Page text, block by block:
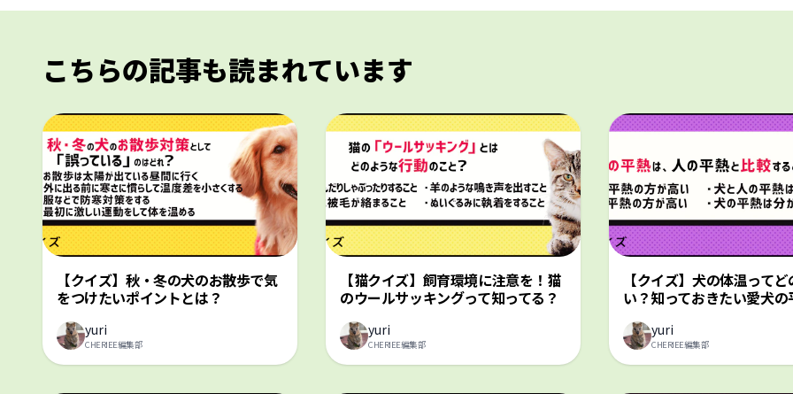
こちらの記事も読まれています
【クイズ】秋・冬の犬のお散歩で気
をつけたいポイントとは？
yuri
CHERIEE編集部
【猫クイズ】飼育環境に注意を！猫
のウールサッキングって知ってる？
yuri
CHERIEE編集部
【クイズ】犬の体温ってど
い？知っておきたい愛犬の
yuri
CHERIEE編集部